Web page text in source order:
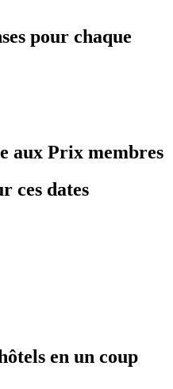
pour chaque
aux Prix membres
ces dates
en un coup